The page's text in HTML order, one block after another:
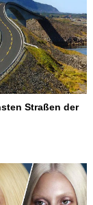
Straßen der